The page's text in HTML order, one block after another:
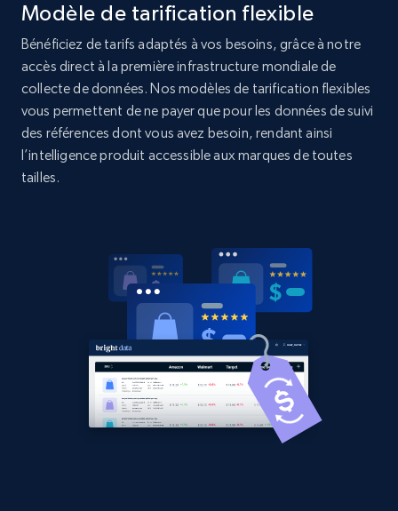
Home Depot US - Gather data on products
using specified keywords
URL, Domain, Country code, Model number,
Sku, Product id, Product name, Manufacturer,
and more.
2.1K+ 353+ Commencer
specified URL
URL, Domain, Country code, Model number,
Sku, Product id, Product name, Manufacturer,
353+ Commencer
Modèle de tarification flexible
Bénéficiez de tarifs adaptés à vos besoins, grâce à notre
accès direct à la première infrastructure mondiale de
collecte de données. Nos modèles de tarification flexibles
vous permettent de ne payer que pour les données de suivi
des références dont vous avez besoin, rendant ainsi
l’intelligence produit accessible aux marques de toutes
tailles.